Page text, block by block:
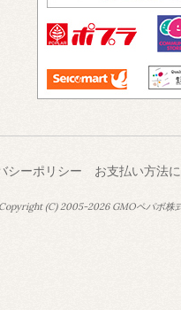
シーポリシー お支払い方法
(C) 2005-2026 GMOペパボ株